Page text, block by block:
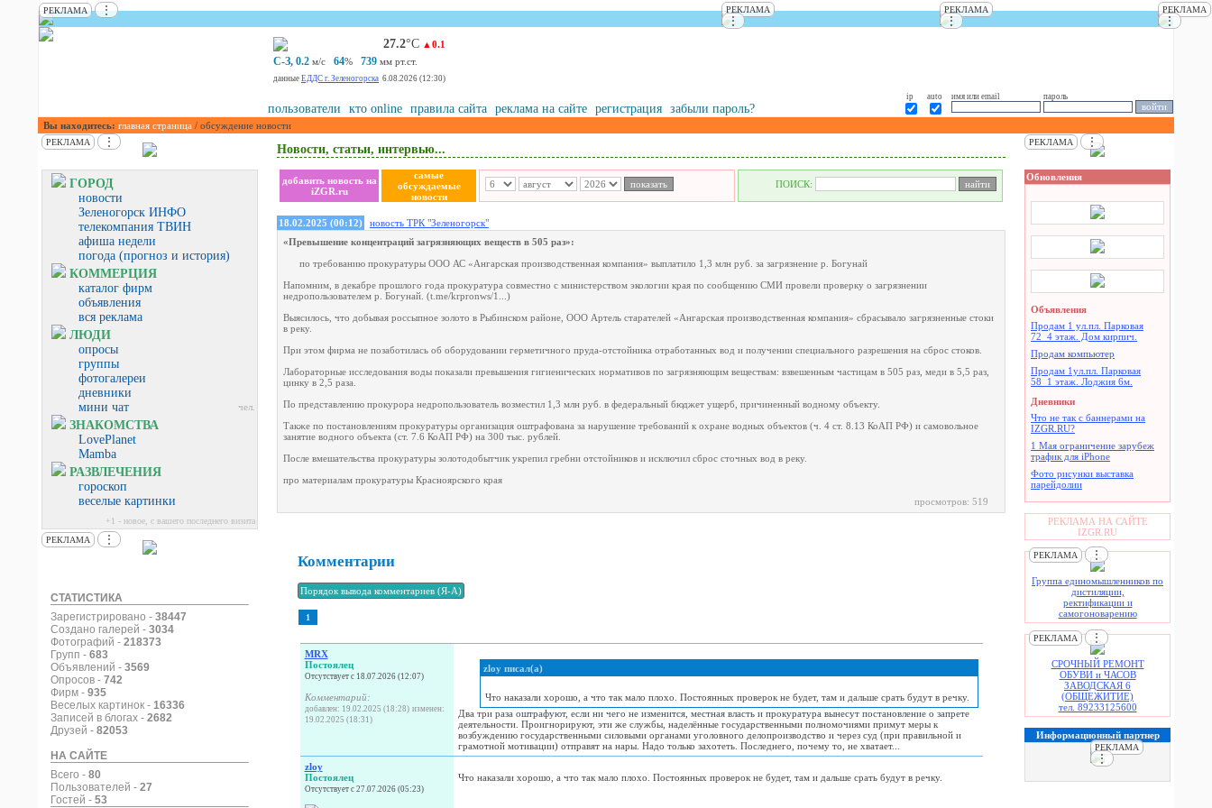
РЕКЛАМА ⋮ РЕКЛАМА
⋮
РЕКЛАМА
⋮
РЕКЛАМА
⋮
27.2°С ▲0.1
С-З, 0.2 м/с 64% 739 мм рт.ст.
данные ЕДДС г. Зеленогорска 6.08.2026 (12:30)
пользователи кто online правила сайта реклама на сайте регистрация забыли пароль?
ip auto имя или email пароль
Вы находитесь: главная страница / обсуждение новости
РЕКЛАМА ⋮
ГОРОД
новости
Зеленогорск ИНФО
телекомпания ТВИН
афиша недели
погода (прогноз и история)
КОММЕРЦИЯ
каталог фирм
объявления
вся реклама
ЛЮДИ
опросы
группы
фотогалереи
дневники
мини чат
чел.
ЗНАКОМСТВА
LovePlanet
Mamba
РАЗВЛЕЧЕНИЯ
гороскоп
веселые картинки
+1 - новое, с вашего последнего визита
РЕКЛАМА
⋮
СТАТИСТИКА
Зарегистрировано - 38447
Создано галерей - 3034
Фотографий - 218373
Групп - 683
Объявлений - 3569
Опросов - 742
Фирм - 935
Веселых картинок - 16336
Записей в блогах - 2682
Друзей - 82053
НА САЙТЕ
Всего - 80
Пользователей - 27
Гостей - 53
Новости, статьи, интервью...
добавить новость на
iZGR.ru
самые
обсуждаемые
новости
ПОИСК:
18.02.2025 (00:12)
новость ТРК "Зеленогорск"
«Превышение концентраций загрязняющих веществ в 505 раз»:
по требованию прокуратуры ООО АС «Ангарская производственная компания» выплатило 1,3 млн руб. за загрязнение р. Богунай
Напомним, в декабре прошлого года прокуратура совместно с министерством экологии края по сообщению СМИ провели проверку о загрязнении
недропользователем р. Богунай. (t.me/krpronws/1...)
Выясилось, что добывая россыпное золото в Рыбинском районе, ООО Артель старателей «Ангарская производственная компания» сбрасывало загрязненные стоки
в реку.
При этом фирма не позаботилась об оборудовании герметичного пруда-отстойника отработанных вод и получении специального разрешения на сброс стоков.
Лабораторные исследования воды показали превышения гигиенических нормативов по загрязняющим веществам: взвешенным частицам в 505 раз, меди в 5,5 раз,
цинку в 2,5 раза.
По представлению прокурора недропользователь возместил 1,3 млн руб. в федеральный бюджет ущерб, причиненный водному объекту.
Также по постановлениям прокуратуры организация оштрафована за нарушение требований к охране водных объектов (ч. 4 ст. 8.13 КоАП РФ) и самовольное
занятие водного объекта (ст. 7.6 КоАП РФ) на 300 тыс. рублей.
После вмешательства прокуратуры золотодобытчик укрепил гребни отстойников и исключил сброс сточных вод в реку.
про материалам прокуратуры Красноярского края
просмотров: 519
Комментарии
1
MRX
Постоялец
Отсутствует с 18.07.2026 (12:07)
Комментарий:
добавлен: 19.02.2025 (18:28) изменен:
19.02.2025 (18:31)
zloy писал(а)
Что наказали хорошо, а что так мало плохо. Постоянных проверок не будет, там и дальше срать будут в речку.
Два три раза оштрафуют, если ни чего не изменится, местная власть и прокуратура вынесут постановление о запрете
деятельности. Проигнорируют, эти же службы, наделённые государственными полномочиями примут меры к
возбуждению государственными силовыми органами уголовного делопроизводство и через суд (при правильной и
грамотной мотивации) отправят на нары. Надо только захотеть. Последнего, почему то, не хватает...
zloy
Постоялец
Отсутствует с 27.07.2026 (05:23)
Что наказали хорошо, а что так мало плохо. Постоянных проверок не будет, там и дальше срать будут в речку.
РЕКЛАМА ⋮
Обновления
Объявления
Продам 1 ул.пл. Парковая
72_4 этаж. Дом кирпич.
Продам компьютер
Продам 1ул.пл. Парковая
58_1 этаж. Лоджия 6м.
Дневники
Что не так с баннерами на
IZGR.RU?
1 Мая ограничение зарубеж
трафик для iPhone
Фото рисунки выставка
парейдолии
РЕКЛАМА НА САЙТЕ
IZGR.RU
РЕКЛАМА ⋮
Группа единомышленников по
дистиляции,
ректификации и
самогоноварению
РЕКЛАМА ⋮
СРОЧНЫЙ РЕМОНТ
ОБУВИ и ЧАСОВ
ЗАВОДСКАЯ 6
(ОБЩЕЖИТИЕ)
тел. 89233125600
Информационный партнер
РЕКЛАМА
⋮